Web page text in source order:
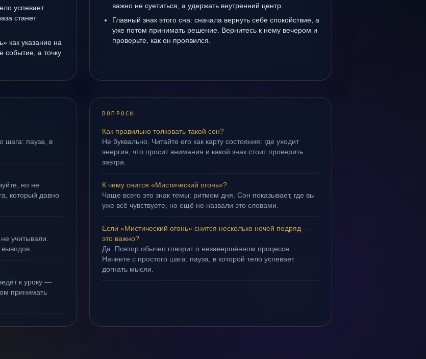
успевает
станет
как указание на
событие, а точку
важно не суетиться, а удержать внутренний центр.
Главный знак этого сна: сначала вернуть себе спокойствие, а
уже потом принимать решение. Вернитесь к нему вечером и
проверьте, как он проявился.
шага: пауза, в
но не
который давно
учитывали.
к уроку —
принимать
ВОПРОСЫ
Как правильно толковать такой сон?
Не буквально. Читайте его как карту состояния: где уходит
энергия, что просит внимания и какой знак стоит проверить
завтра.
К чему снится «Мистический огонь»?
Чаще всего это знак темы: ритмом дня. Сон показывает, где вы
уже всё чувствуете, но ещё не назвали это словами.
Если «Мистический огонь» снится несколько ночей подряд —
это важно?
Да. Повтор обычно говорит о незавершённом процессе.
Начните с простого шага: пауза, в которой тело успевает
догнать мысли.